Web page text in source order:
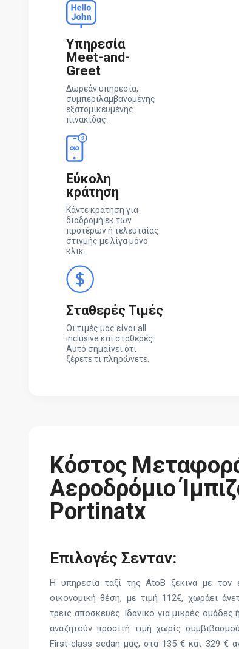
Υπηρεσία
Meet-and-
Greet
Δωρεάν υπηρεσία,
συμπεριλαμβανομένης
εξατομικευμένης
πινακίδας.
Εύκολη
κράτηση
Κάντε κράτηση για
διαδρομή εκ των
προτέρων ή τελευταίας
στιγμής με λίγα μόνο
κλικ.
Σταθερές Τιμές
Οι τιμές μας είναι all
inclusive και σταθερές.
Αυτό σημαίνει ότι
ξέρετε τι πληρώνετε.
Κόστος
Αεροδρόμιο
Portinatx
Επιλογές Σενταν:
Η υπηρεσία ταξί της AtoB ξεκινά με τον
οικονομική θέση, με τιμή 112€, χωράει
τρεις αποσκευές. Ιδανικό για μικρές
αναζητούν προσιτή τιμή χωρίς
First-class sedan μας, στα 135 € και 329 €